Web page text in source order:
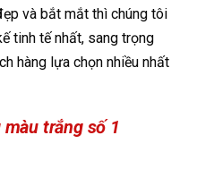
và bắt mắt thì chúng tôi
tinh tế nhất, sang trọng
hàng lựa chọn nhiều nhất
trắng số 1